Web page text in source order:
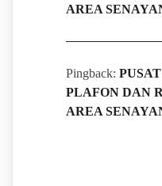
AREA
Pingback:
PLAFON DAN
AREA